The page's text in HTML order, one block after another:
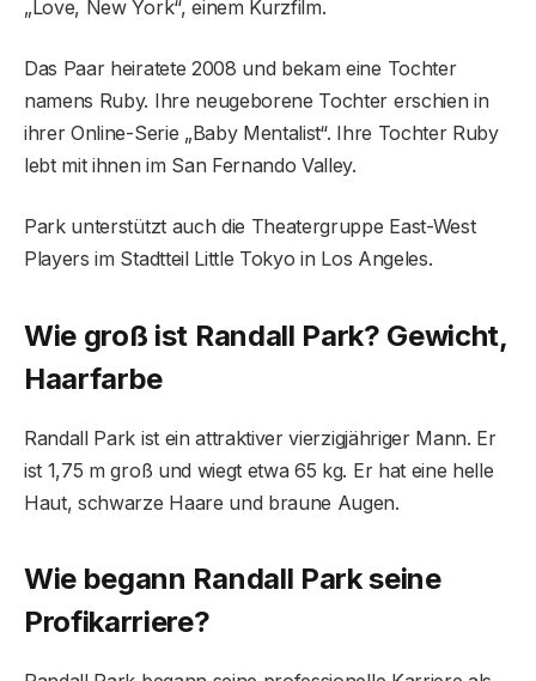
„Love, New York“, einem Kurzfilm.
Das Paar heiratete 2008 und bekam eine Tochter
namens Ruby. Ihre neugeborene Tochter erschien in
ihrer Online-Serie „Baby Mentalist“. Ihre Tochter Ruby
lebt mit ihnen im San Fernando Valley.
Park unterstützt auch die Theatergruppe East-West
Players im Stadtteil Little Tokyo in Los Angeles.
Wie groß ist Randall Park? Gewicht,
Haarfarbe
Randall Park ist ein attraktiver vierzigjähriger Mann. Er
ist 1,75 m groß und wiegt etwa 65 kg. Er hat eine helle
Haut, schwarze Haare und braune Augen.
Wie begann Randall Park seine
Profikarriere?